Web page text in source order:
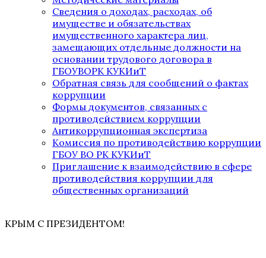
Сведения о доходах, расходах, об
имуществе и обязательствах
имущественного характера лиц,
замещающих отдельные должности на
основании трудового договора в
ГБОУВОРК КУКИиТ
Обратная связь для сообщений о фактах
коррупции
Формы документов, связанных с
противодействием коррупции
Антикоррупционная экспертиза
Комиссия по противодействию коррупции
ГБОУ ВО РК КУКИиТ
Приглашение к взаимодействию в сфере
противодействия коррупции для
общественных организаций
КРЫМ С ПРЕЗИДЕНТОМ!